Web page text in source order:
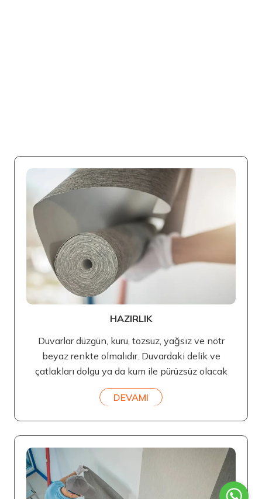
HAZIRLIK
Duvarlar düzgün, kuru, tozsuz, yağsız ve nötr
beyaz renkte olmalıdır. Duvardaki delik ve
çatlakları dolgu ya da kum ile pürüzsüz olacak
DEVAMI